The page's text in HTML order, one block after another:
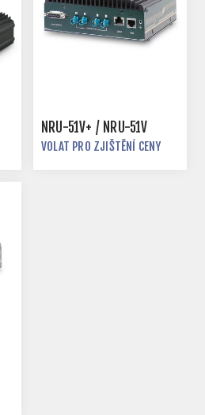
NRU-51V+ / NRU-51V
VOLAT PRO ZJIŠTĚNÍ CENY